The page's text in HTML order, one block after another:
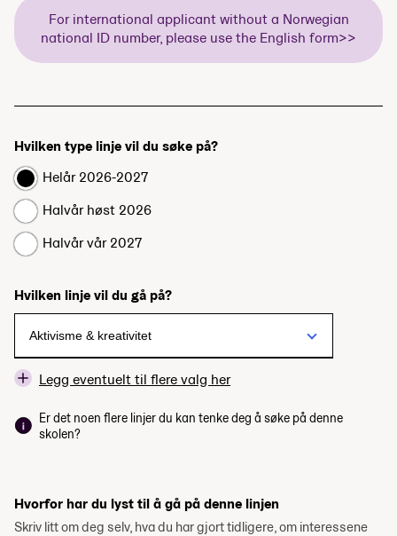
For international applicant without a Norwegian
national ID number, please use the English form>>
Hvilken type linje vil du søke på?
Helår 2026-2027
Halvår høst 2026
Halvår vår 2027
Hvilken linje vil du gå på?
Legg eventuelt til flere valg her
Er det noen flere linjer du kan tenke deg å søke på denne
skolen?
Hvorfor har du lyst til å gå på denne linjen
Skriv litt om deg selv, hva du har gjort tidligere, om interessene